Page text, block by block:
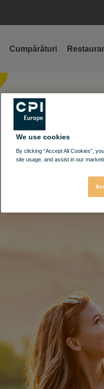
Cumpărături
We use cookies
By clicking “Accept All Cookies”,
site usage, and assist in our